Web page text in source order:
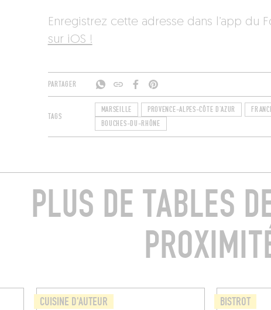
Enregistrez cette adresse dans l’app du
sur iOS !
PARTAGER
TAGS
MARSEILLE PROVENCE-ALPES-CÔTE D'AZUR
BOUCHES-DU-RHÔNE
PLUS DE TABLES
CUISINE D'AUTEUR BISTROT